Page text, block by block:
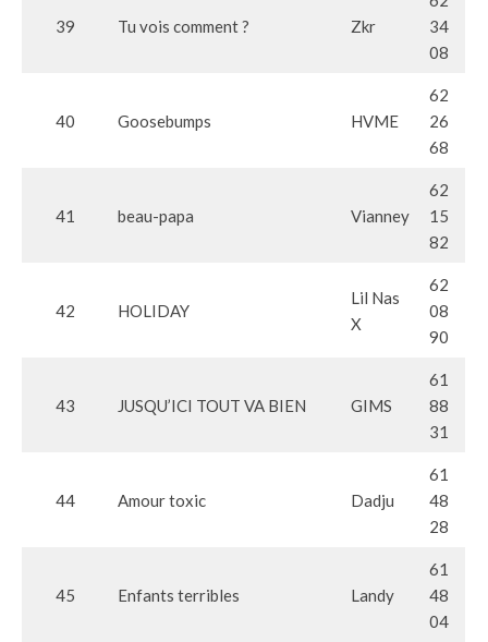
39 Tu vois comment ? Zkr
34
08
40 Goosebumps HVME
62
26
68
41 beau-papa Vianney
62
15
82
42 HOLIDAY
Lil Nas
X
62
08
90
43 JUSQU’ICI TOUT VA BIEN GIMS
61
88
31
44 Amour toxic Dadju
61
48
28
45 Enfants terribles Landy
61
48
04